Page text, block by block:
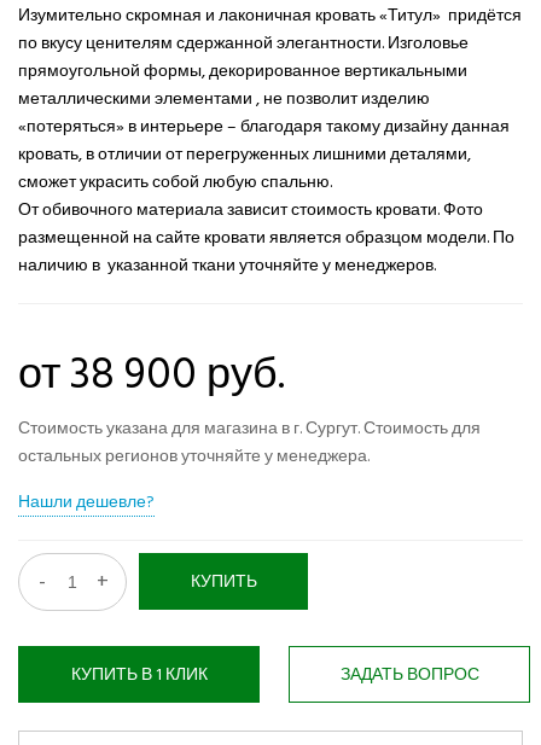
Изумительно скромная и лаконичная кровать «Титул» придётся
по вкусу ценителям сдержанной элегантности. Изголовье
прямоугольной формы, декорированное вертикальными
металлическими элементами , не позволит изделию
«потеряться» в интерьере – благодаря такому дизайну данная
кровать, в отличии от перегруженных лишними деталями,
сможет украсить собой любую спальню.
От обивочного материала зависит стоимость кровати. Фото
размещенной на сайте кровати является образцом модели. По
наличию в указанной ткани уточняйте у менеджеров.
от 38 900 руб.
Стоимость указана для магазина в г. Сургут. Стоимость для
остальных регионов уточняйте у менеджера.
Нашли дешевле?
- + КУПИТЬ
КУПИТЬ В 1 КЛИК ЗАДАТЬ ВОПРОС